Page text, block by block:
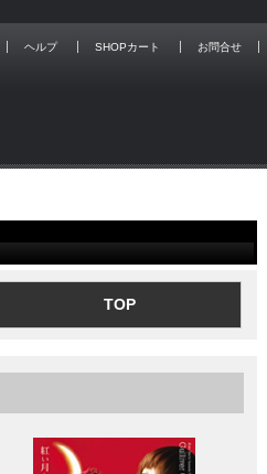
ヘルプ SHOPカート お問合せ
TOP